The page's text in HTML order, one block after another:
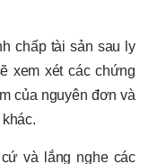
chấp tài sản sau ly
xem xét các chứng
của nguyên đơn và
và lắng nghe các